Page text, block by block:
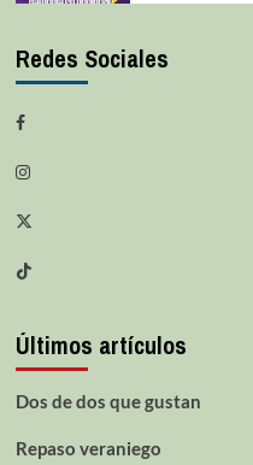
Redes Sociales
Últimos artículos
Dos de dos que gustan
Repaso veraniego